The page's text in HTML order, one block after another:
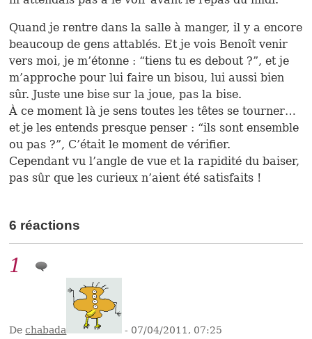
Quand je rentre dans la salle à manger, il y a encore
beaucoup de gens attablés. Et je vois Benoît venir
vers moi, je m’étonne : “tiens tu es debout ?”, et je
m’approche pour lui faire un bisou, lui aussi bien
sûr. Juste une bise sur la joue, pas la bise.
À ce moment là je sens toutes les têtes se tourner…
et je les entends presque penser : “ils sont ensemble
ou pas ?”, C’était le moment de vérifier.
Cependant vu l’angle de vue et la rapidité du baiser,
pas sûr que les curieux n’aient été satisfaits !
6 réactions
1
Dechabada - 07/04/2011, 07:25